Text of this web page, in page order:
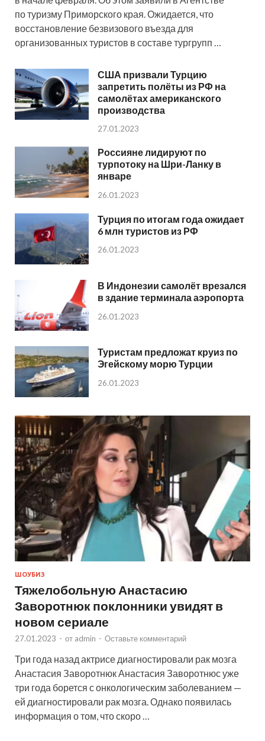
по туризму Приморского края. Ожидается, что
восстановление безвизового въезда для
организованных туристов в составе тургрупп …
США призвали Турцию
запретить полёты из РФ на
самолётах американского
производства
27.01.2023
Россияне лидируют по
турпотоку на Шри-Ланку в
январе
26.01.2023
Турция по итогам года ожидает
6 млн туристов из РФ
26.01.2023
В Индонезии самолёт врезался
в здание терминала аэропорта
26.01.2023
Туристам предложат круиз по
Эгейскому морю Турции
26.01.2023
ШОУБИЗ
Тяжелобольную Анастасию
Заворотнюк поклонники увидят в
новом сериале
27.01.2023 - от admin - Оставьте комментарий
Три года назад актрисе диагностировали рак мозга
Анастасия Заворотнюк Анастасия Заворотнюс уже
три года борется с онкологическим заболеванием —
ей диагностировали рак мозга. Однако появилась
информация о том, что скоро …